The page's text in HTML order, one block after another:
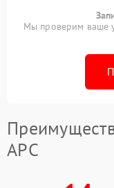
Мы проверим ваше
APC